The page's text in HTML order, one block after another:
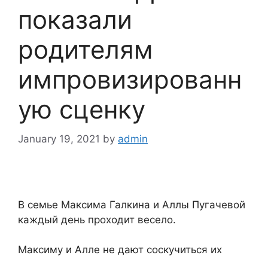
показали
родителям
импровизированн
ую сценку
January 19, 2021 by admin
В семье Максима Галкина и Аллы Пугачевой
каждый день проходит весело.
Максиму и Алле не дают соскучиться их